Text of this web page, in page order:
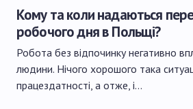
Кому та коли надаються
робочого дня в Польщі?
Робота без відпочинку негативно
людини. Нічого хорошого така
працездатності, а отже, і…